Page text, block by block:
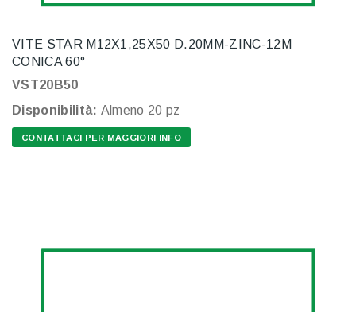
VITE STAR M12X1,25X50 D.20MM-ZINC-12M
CONICA 60°
VST20B50
Disponibilità: Almeno 20 pz
CONTATTACI PER MAGGIORI INFO